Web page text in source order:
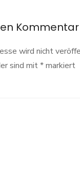
Kommentar
wird nicht
sind mit*markiert